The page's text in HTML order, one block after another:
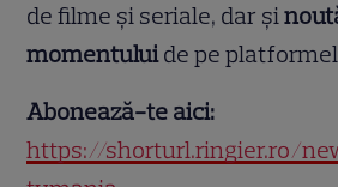
de filme și seriale, dar și
momentuluide pe
Abonează-te aici:
https://shorturl.ringier.ro/